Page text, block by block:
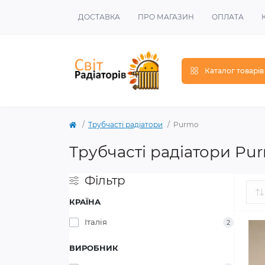
ДОСТАВКА ПРО МАГАЗИН ОПЛАТА
Каталог товарів
Трубчасті радіатори Purmo
Трубчасті радіатори
Фільтр
КРАЇНА
Італія 2
ВИРОБНИК